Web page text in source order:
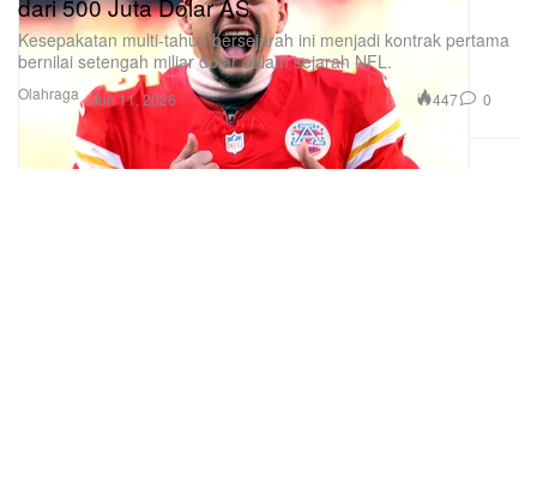
Olahraga
dari 500 Juta Dolar AS
Kesepakatan multi-tahun bersejarah ini menjadi kontrak pertama
bernilai setengah miliar dolar dalam sejarah NFL.
Jun 11, 2026 447 0